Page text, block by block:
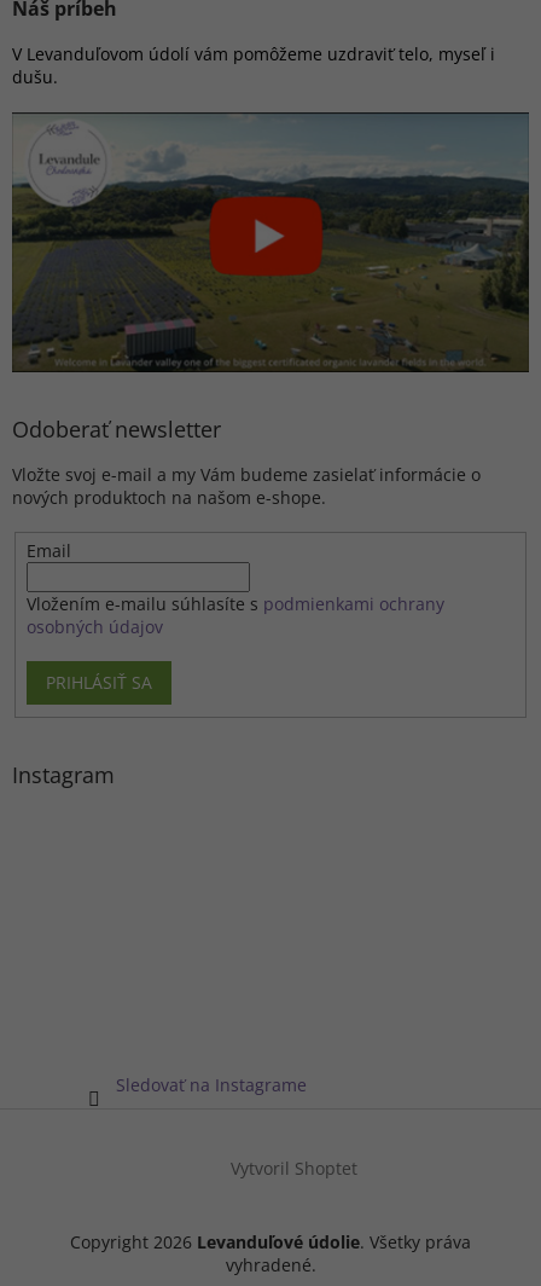
Náš príbeh
V Levanduľovom údolí vám pomôžeme uzdraviť telo, myseľ i
dušu.
Odoberať newsletter
Vložte svoj e-mail a my Vám budeme zasielať informácie o
nových produktoch na našom e-shope.
Email
Vložením e-mailu súhlasíte s podmienkami ochrany
osobných údajov
PRIHLÁSIŤ SA
Instagram
Sledovať na Instagrame
Vytvoril Shoptet
Copyright 2026 Levanduľové údolie. Všetky práva
vyhradené.